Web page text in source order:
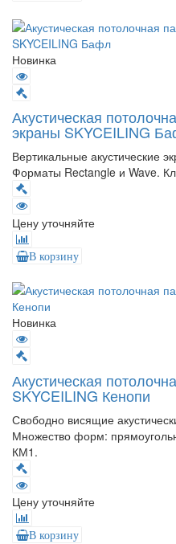
Новинка
Акустическая
экраны SKYCEILING
Вертикальные акустические
Форматы Rectangle и Wave.
Цену уточняйте
В корзину
Новинка
Акустическая
SKYCEILING Кенопи
Свободно висящие
Множество форм:
КМ1.
Цену уточняйте
В корзину